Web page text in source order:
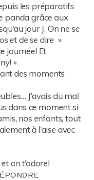
les préparatifs
panda grâce aux
jour J. On ne se
et de se dire »
journée! Et
»
des moments
J’avais du mal
dans ce moment si
nos enfants, tout
à l’aise avec
on t’adore!